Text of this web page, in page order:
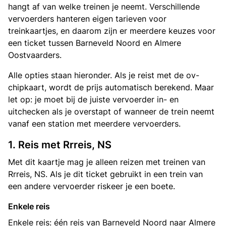
hangt af van welke treinen je neemt. Verschillende
vervoerders hanteren eigen tarieven voor
treinkaartjes, en daarom zijn er meerdere keuzes voor
een ticket tussen Barneveld Noord en Almere
Oostvaarders.
Alle opties staan hieronder. Als je reist met de ov-
chipkaart, wordt de prijs automatisch berekend. Maar
let op: je moet bij de juiste vervoerder in- en
uitchecken als je overstapt of wanneer de trein neemt
vanaf een station met meerdere vervoerders.
1. Reis met Rrreis, NS
Met dit kaartje mag je alleen reizen met treinen van
Rrreis, NS. Als je dit ticket gebruikt in een trein van
een andere vervoerder riskeer je een boete.
Enkele reis
Enkele reis: één reis van Barneveld Noord naar Almere